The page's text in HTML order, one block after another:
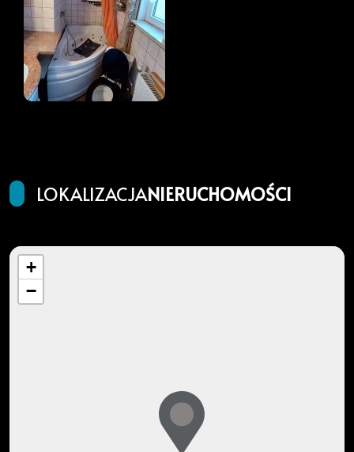
LOKALIZACJANIERUCHOMOŚCI
+
−